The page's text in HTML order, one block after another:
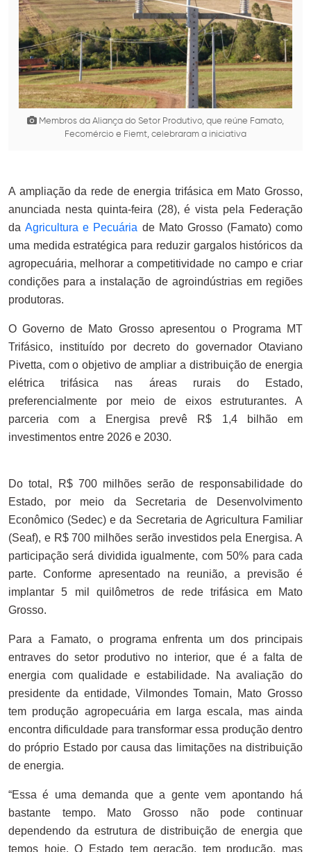
Membros da Aliança do Setor Produtivo, que reúne Famato,
Fecomércio e Fiemt, celebraram a iniciativa
A ampliação da rede de energia trifásica em Mato Grosso,
anunciada nesta quinta-feira (28), é vista pela Federação
daAgricultura e Pecuária de Mato Grosso (Famato) como
uma medida estratégica para reduzir gargalos históricos da
agropecuária, melhorar a competitividade no campo e criar
condições para a instalação de agroindústrias em regiões
produtoras.
O Governo de Mato Grosso apresentou o Programa MT
Trifásico, instituído por decreto do governador Otaviano
Pivetta, com o objetivo de ampliar a distribuição de energia
elétrica trifásica nas áreas rurais do Estado,
preferencialmente por meio de eixos estruturantes. A
parceria com a Energisa prevê R$ 1,4 bilhão em
investimentos entre 2026 e 2030.
Do total, R$ 700 milhões serão de responsabilidade do
Estado, por meio da Secretaria de Desenvolvimento
Econômico (Sedec) e da Secretaria de Agricultura Familiar
(Seaf), e R$ 700 milhões serão investidos pela Energisa. A
participação será dividida igualmente, com 50% para cada
parte. Conforme apresentado na reunião, a previsão é
implantar 5 mil quilômetros de rede trifásica em Mato
Grosso.
Para a Famato, o programa enfrenta um dos principais
entraves do setor produtivo no interior, que é a falta de
energia com qualidade e estabilidade. Na avaliação do
presidente da entidade, Vilmondes Tomain, Mato Grosso
tem produção agropecuária em larga escala, mas ainda
encontra dificuldade para transformar essa produção dentro
do próprio Estado por causa das limitações na distribuição
de energia.
“Essa é uma demanda que a gente vem apontando há
bastante tempo. Mato Grosso não pode continuar
dependendo da estrutura de distribuição de energia que
temos hoje. O Estado tem geração, tem produção, mas